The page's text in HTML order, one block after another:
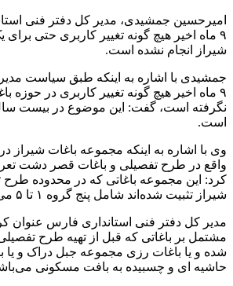
امیرحسین جمشیدی، مدیر کل دفتر فنی
۹ ماه اخیر هیچ گونه تغییر کاربری حتی
شیراز انجام نشده است.
جمشیدی با اشاره به اینکه طبق سیاست
۹ ماه اخیر هیچ گونه تغییر کاربری در
نگرفته است، گفت: این موضوع در بیست
است.
وی با اشاره به اینکه مجموعه باغات شیراز
واقع در طرح تفصیلی و باغات قصر دشت
کرد: این مجموعه باغاتی که در محدوده
شیراز تثبیت شده‌اند شامل پنج گروه ۱ تا ۵ می
مشتمل بر باغاتی که قبل از تهیه طرح
شده و یا باغات رزی مجموعه جبل دراک و یا
حاشیه ای و چسبیده به بافت مسکونی